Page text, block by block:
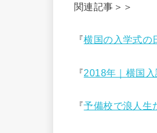
関連記事＞＞
『横国の入学式の
『2018年｜横国
『予備校で浪人生